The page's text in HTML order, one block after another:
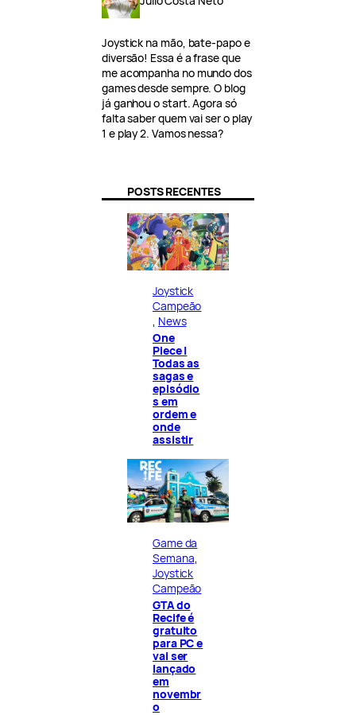
Joystick na mão, bate-papo e
diversão! Essa é a frase que
me acompanha no mundo dos
games desde sempre. O blog
já ganhou o start. Agora só
falta saber quem vai ser o play
1 e play 2. Vamos nessa?
POSTS RECENTES
Joystick
Campeão
News
One
Piece |
Todas as
sagas e
episódio
s em
ordem e
onde
assistir
Game da
Semana
Joystick
Campeão
GTA do
Recife é
gratuito
para PC e
vai ser
lançado
em
novembr
o